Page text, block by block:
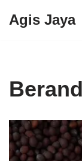
Agis Jaya